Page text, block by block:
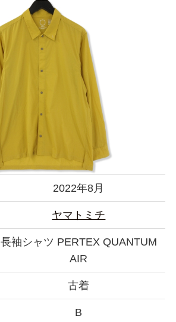
2022年8月
ヤマトミチ
長袖シャツ PERTEX QUANTUM
AIR
古着
B